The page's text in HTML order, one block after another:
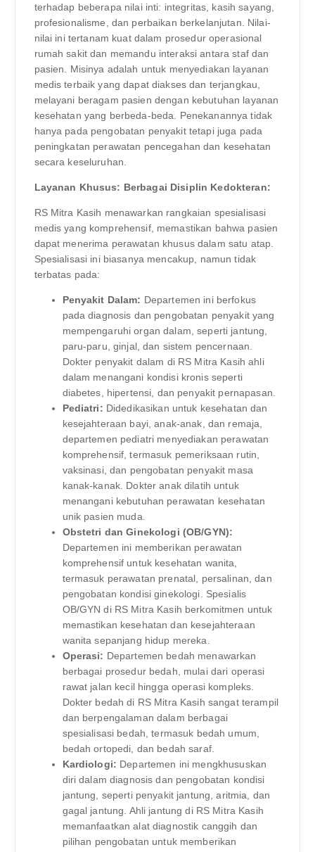
terhadap beberapa nilai inti: integritas, kasih sayang,
profesionalisme, dan perbaikan berkelanjutan. Nilai-
nilai ini tertanam kuat dalam prosedur operasional
rumah sakit dan memandu interaksi antara staf dan
pasien. Misinya adalah untuk menyediakan layanan
medis terbaik yang dapat diakses dan terjangkau,
melayani beragam pasien dengan kebutuhan layanan
kesehatan yang berbeda-beda. Penekanannya tidak
hanya pada pengobatan penyakit tetapi juga pada
peningkatan perawatan pencegahan dan kesehatan
secara keseluruhan.
Layanan Khusus: Berbagai Disiplin Kedokteran:
RS Mitra Kasih menawarkan rangkaian spesialisasi
medis yang komprehensif, memastikan bahwa pasien
dapat menerima perawatan khusus dalam satu atap.
Spesialisasi ini biasanya mencakup, namun tidak
terbatas pada:
Penyakit Dalam: Departemen ini berfokus
pada diagnosis dan pengobatan penyakit yang
mempengaruhi organ dalam, seperti jantung,
paru-paru, ginjal, dan sistem pencernaan.
Dokter penyakit dalam di RS Mitra Kasih ahli
dalam menangani kondisi kronis seperti
diabetes, hipertensi, dan penyakit pernapasan.
Pediatri: Didedikasikan untuk kesehatan dan
kesejahteraan bayi, anak-anak, dan remaja,
departemen pediatri menyediakan perawatan
komprehensif, termasuk pemeriksaan rutin,
vaksinasi, dan pengobatan penyakit masa
kanak-kanak. Dokter anak dilatih untuk
menangani kebutuhan perawatan kesehatan
unik pasien muda.
Obstetri dan Ginekologi (OB/GYN):
Departemen ini memberikan perawatan
komprehensif untuk kesehatan wanita,
termasuk perawatan prenatal, persalinan, dan
pengobatan kondisi ginekologi. Spesialis
OB/GYN di RS Mitra Kasih berkomitmen untuk
memastikan kesehatan dan kesejahteraan
wanita sepanjang hidup mereka.
Operasi: Departemen bedah menawarkan
berbagai prosedur bedah, mulai dari operasi
rawat jalan kecil hingga operasi kompleks.
Dokter bedah di RS Mitra Kasih sangat terampil
dan berpengalaman dalam berbagai
spesialisasi bedah, termasuk bedah umum,
bedah ortopedi, dan bedah saraf.
Kardiologi: Departemen ini mengkhususkan
diri dalam diagnosis dan pengobatan kondisi
jantung, seperti penyakit jantung, aritmia, dan
gagal jantung. Ahli jantung di RS Mitra Kasih
memanfaatkan alat diagnostik canggih dan
pilihan pengobatan untuk memberikan